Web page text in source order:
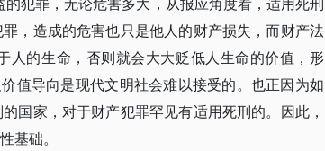
，造成的危害也只是他人的财产损失，而财产法
人的生命，否则就会大大贬低人生命的价值，形
值导向是现代文明社会难以接受的。也正因为如
国家，对于财产犯罪罕见有适用死刑的。因此，
基础。